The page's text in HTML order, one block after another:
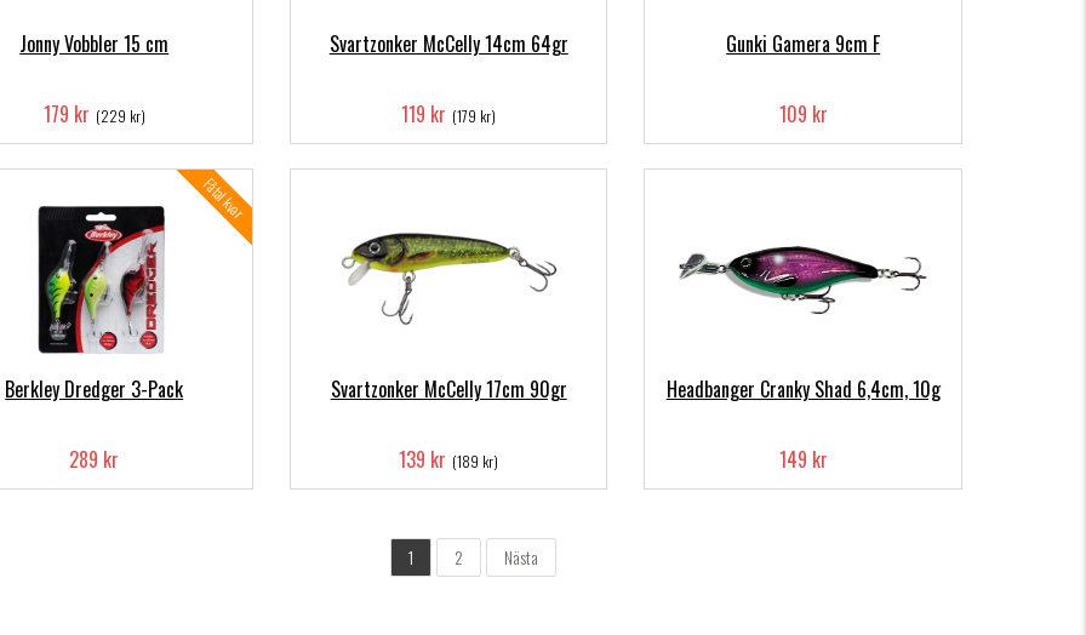
Jonny Vobbler 15 cm
179 kr (229 kr)
Svartzonker McCelly 14cm 64gr
119 kr (179 kr)
Gunki Gamera 9cm F
109 kr
Berkley Dredger 3-Pack
Fåtal kvar
289 kr
Svartzonker McCelly 17cm 90gr
139 kr (189 kr)
Headbanger Cranky Shad 6,4cm, 10g
149 kr
1 2 Nästa